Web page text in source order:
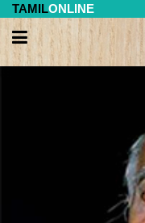
TAMILONLINE